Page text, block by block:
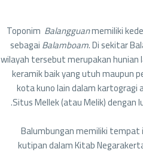
Toponim Balangguanmemiliki
sebagaiBalamboam. Di sekitar
wilayah tersebut merupakan
keramik baik yang utuh maupun
kota kuno lain dalam kartogragi
Situs Mellek (atau Melik) dengan
Balumbungan memiliki
kutipan dalam Kitab